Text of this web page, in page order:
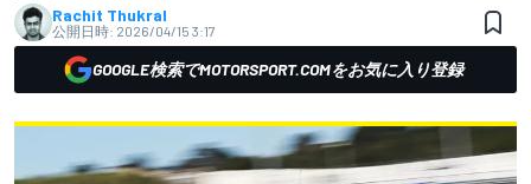
Rachit Thukral
公開日時: 2026/04/15 3:17
GOOGLE検索でMOTORSPORT.COMをお気に入り登録